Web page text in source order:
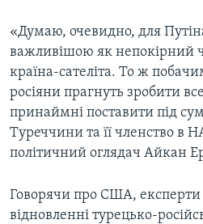
«Думаю, очевидно, для
важливішою як непокірний
країна-сателіта. То ж
росіяни прагнуть зробити
принаймні поставити під
Туреччини та її членство в
політичний оглядач Айкан
Говорячи про США, експерти
відновленні турецько-